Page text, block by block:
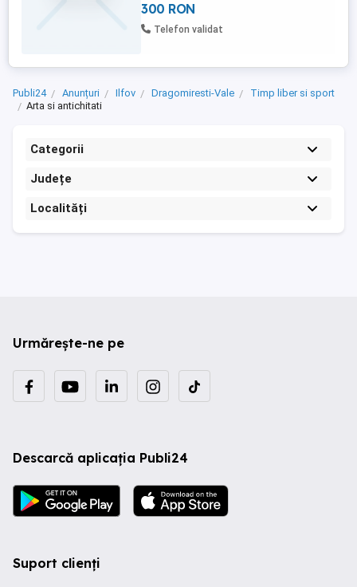
300 RON
Telefon validat
Publi24 Anunțuri Ilfov Dragomiresti-Vale
Timp liber si sport
Arta si antichitati
Categorii
Județe
Localități
Urmărește-ne pe
Descarcă aplicația Publi24
Suport clienți